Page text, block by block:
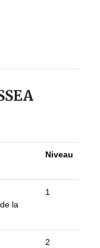
Niveau
la
1
2